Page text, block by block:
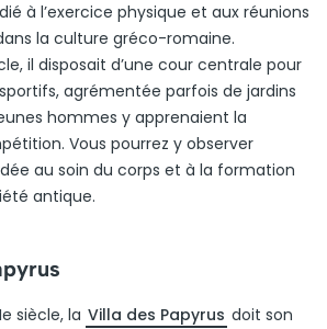
à l’exercice physique et aux réunions
la culture gréco-romaine.
il disposait d’une cour centrale pour
agrémentée parfois de jardins
hommes y apprenaient la
Vous pourrez y observer
au soin du corps et à la formation
antique.
siècle, la Villa des Papyrus doit son